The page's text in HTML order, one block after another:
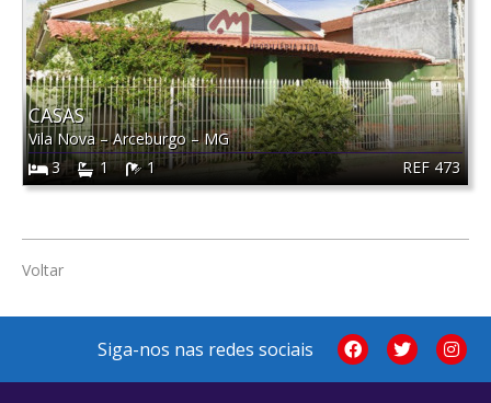
REF 473
CASAS
Vila Nova–Arceburgo–MG
3
1 1
Voltar
Siga-nos nas redes sociais